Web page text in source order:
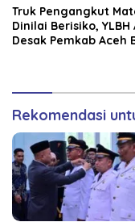
Truk Pengangkut
Dinilai Berisiko, YLBH
Desak Pemkab Aceh
Rekomendasi